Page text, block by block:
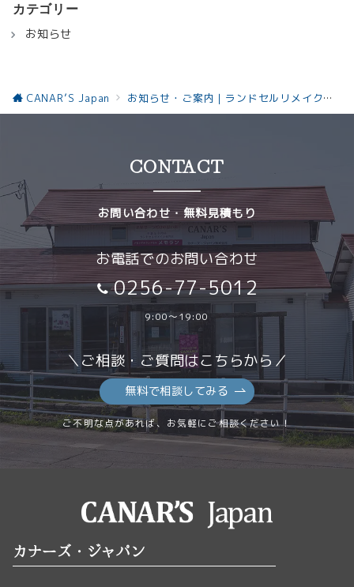
カテゴリー
お知らせ
CANAR’S Japan お知らせ・ご案内｜ランドセルリメイクと革製品の最新情報お知らせ
CONTACT
お問い合わせ・無料見積もり
お電話でのお問い合わせ
0256-77-5012
9:00～19:00
＼ご相談・ご質問はこちらから／
無料で相談してみる
ご不明な点があれば、お気軽にご相談ください！
カナーズ・ジャパン